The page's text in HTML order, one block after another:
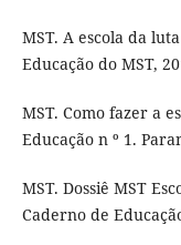
MST. A escola da
Educação do MST,
MST. Como fazer a
Educação n º 1.
MST. Dossiê MST
Caderno de